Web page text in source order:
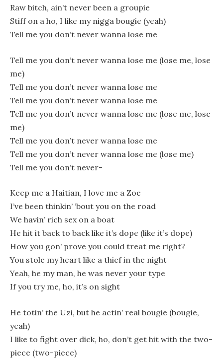
Raw bitch, ain’t never been a groupie
Stiff on a ho, I like my nigga bougie (yeah)
Tell me you don’t never wanna lose me
Tell me you don’t never wanna lose me (lose me, lose
me)
Tell me you don’t never wanna lose me
Tell me you don’t never wanna lose me
Tell me you don’t never wanna lose me (lose me, lose
me)
Tell me you don’t never wanna lose me
Tell me you don’t never wanna lose me (lose me)
Tell me you don’t never-
Keep me a Haitian, I love me a Zoe
I’ve been thinkin’ ’bout you on the road
We havin’ rich sex on a boat
He hit it back to back like it’s dope (like it’s dope)
How you gon’ prove you could treat me right?
You stole my heart like a thief in the night
Yeah, he my man, he was never your type
If you try me, ho, it’s on sight
He totin’ the Uzi, but he actin’ real bougie (bougie,
yeah)
I like to fight over dick, ho, don’t get hit with the two-
piece (two-piece)